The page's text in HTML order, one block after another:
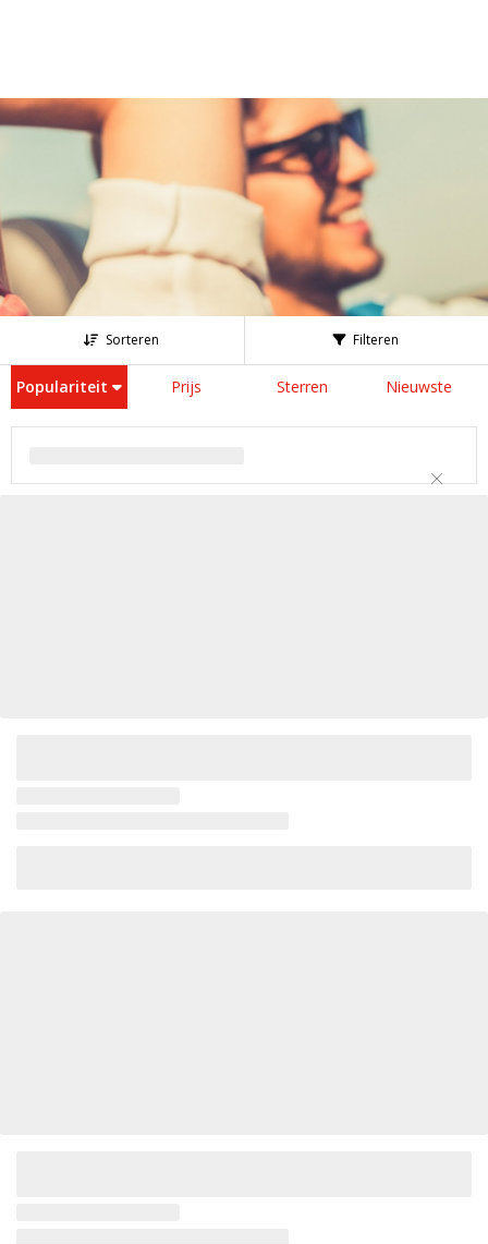
Sorteren Filteren
Populariteit Prijs Sterren Nieuwste